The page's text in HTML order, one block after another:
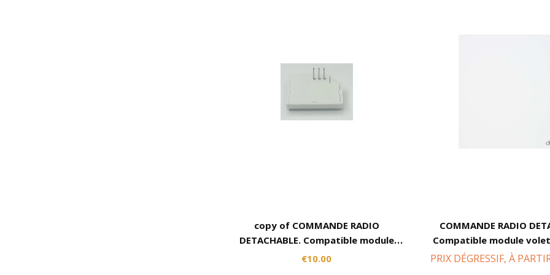
copy of COMMANDE RADIO
DETACHABLE. Compatible module
volet Wifi DWF-0204PN-R et DWF-
€10.00
COMMANDE RADIO
Compatible module volet
0204PN-R et DWF-
PRIX DÉGRESSIF, À